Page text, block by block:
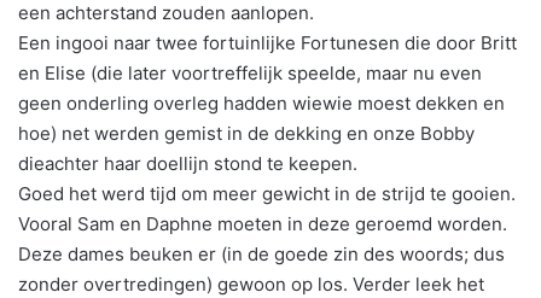
een achterstand zouden aanlopen.
Een ingooi naar twee fortuinlijke Fortunesen die door Britt
en Elise (die later voortreffelijk speelde, maar nu even
geen onderling overleg hadden wiewie moest dekken en
hoe) net werden gemist in de dekking en onze Bobby
dieachter haar doellijn stond te keepen.
Goed het werd tijd om meer gewicht in de strijd te gooien.
Vooral Sam en Daphne moeten in deze geroemd worden.
Deze dames beuken er (in de goede zin des woords; dus
zonder overtredingen) gewoon op los. Verder leek het